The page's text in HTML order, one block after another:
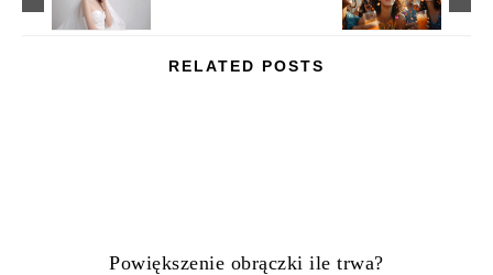
RELATED POSTS
Powiększenie obrączki ile trwa?